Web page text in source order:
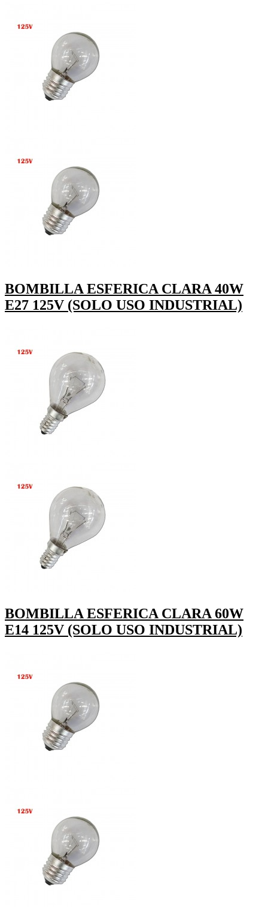
BOMBILLA ESFERICA CLARA 40W
E27 125V (SOLO USO INDUSTRIAL)
BOMBILLA ESFERICA CLARA 60W
E14 125V (SOLO USO INDUSTRIAL)